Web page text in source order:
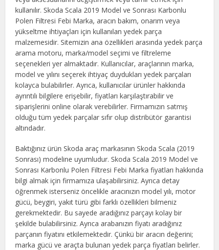
kullanılır. Skoda Scala 2019 Model ve Sonrası Karbonlu
Polen Filtresi Febi Marka, aracın bakım, onarım veya
yükseltme ihtiyaçları için kullanılan yedek parça
malzemesidir. Sitemizin ana özellikleri arasında yedek parça
arama motoru, marka/model seçimi ve filtreleme
seçenekleri yer almaktadır. Kullanıcılar, araçlarının marka,
model ve yılını seçerek ihtiyaç duydukları yedek parçaları
kolayca bulabilirler. Ayrıca, kullanıcılar ürünler hakkında
ayrıntılı bilgilere erişebilir, fiyatları karşılaştırabilir ve
siparişlerini online olarak verebilirler. Firmamızın satmış
olduğu tüm yedek parçalar sıfır olup distribütör garantisi
altındadır.
Baktığınız ürün Skoda araç markasının Skoda Scala (2019
Sonrası) modeline uyumludur. Skoda Scala 2019 Model ve
Sonrası Karbonlu Polen Filtresi Febi Marka fiyatları hakkında
bilgi almak için firmamıza ulaşabilirsiniz. Ayrıca detay
öğrenmek isterseniz öncelikle aracınızın model yılı, motor
gücü, beygiri, yakıt türü gibi farklı özellikleri bilmeniz
gerekmektedir. Bu sayede aradığınız parçayı kolay bir
şekilde bulabilirsiniz. Ayrıca arabanızın fiyatı aradığınız
parçanın fiyatını etkilemektedir. Çünkü bir aracın değerini;
marka gücü ve araçta bulunan yedek parça fiyatları belirler.